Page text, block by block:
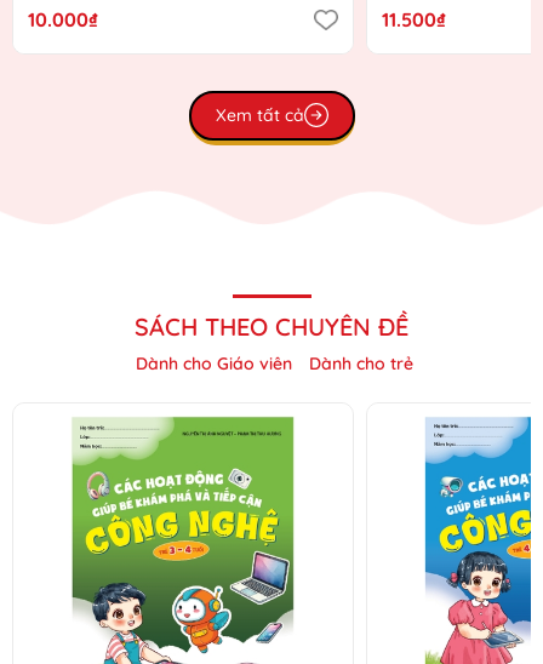
10.000₫ 11.500₫
Xem tất cả
SÁCH THEO CHUYÊN ĐỀ
Dành cho Giáo viên Dành cho trẻ